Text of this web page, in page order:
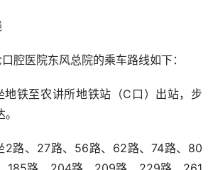
口腔医院东风总院的乘车路线如下：